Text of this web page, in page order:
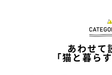
あわせて
「猫と暮ら